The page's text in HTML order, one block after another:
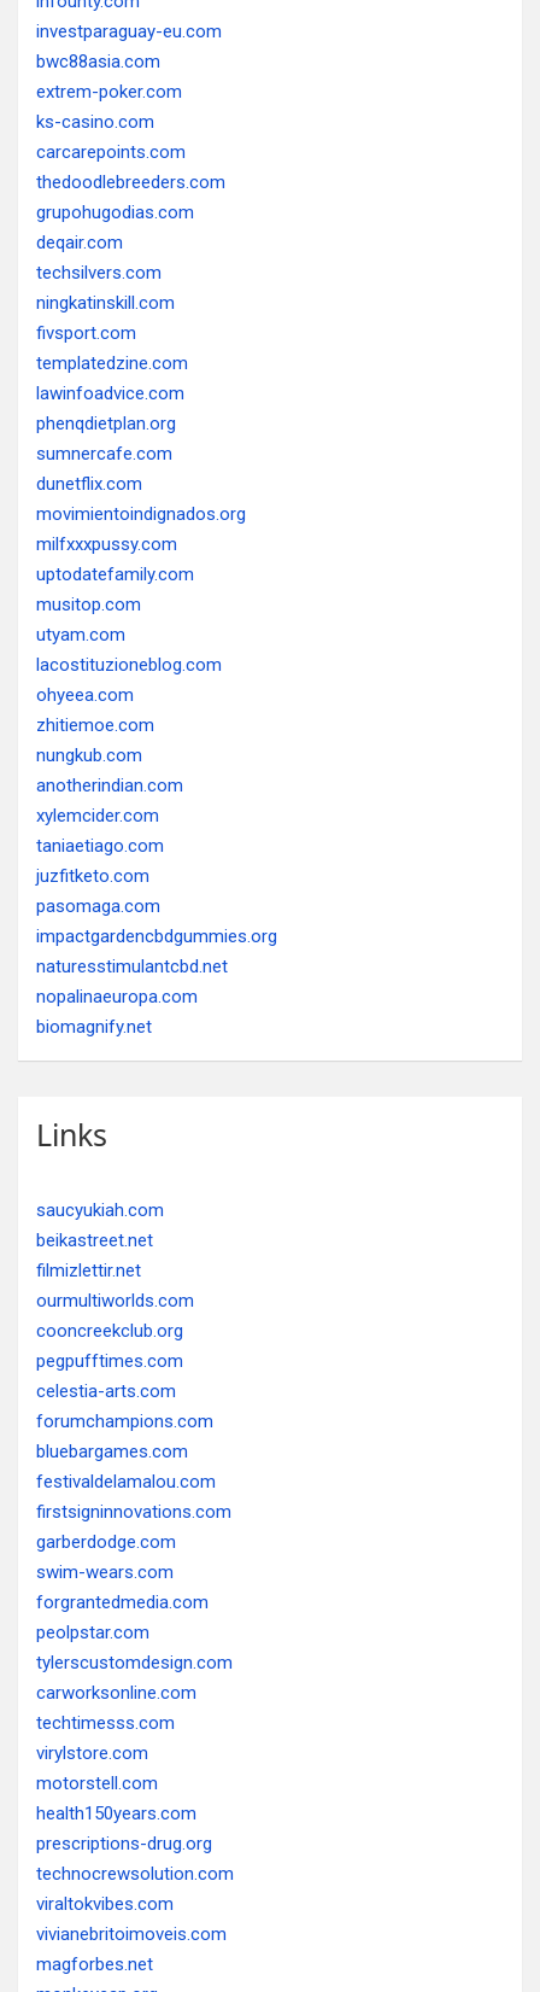
investparaguay-eu.com
bwc88asia.com
extrem-poker.com
ks-casino.com
carcarepoints.com
thedoodlebreeders.com
grupohugodias.com
deqair.com
techsilvers.com
ningkatinskill.com
fivsport.com
templatedzine.com
lawinfoadvice.com
phenqdietplan.org
sumnercafe.com
dunetflix.com
movimientoindignados.org
milfxxxpussy.com
uptodatefamily.com
musitop.com
utyam.com
lacostituzioneblog.com
ohyeea.com
zhitiemoe.com
nungkub.com
anotherindian.com
xylemcider.com
taniaetiago.com
juzfitketo.com
pasomaga.com
impactgardencbdgummies.org
naturesstimulantcbd.net
nopalinaeuropa.com
biomagnify.net
Links
saucyukiah.com
beikastreet.net
filmizlettir.net
ourmultiworlds.com
cooncreekclub.org
pegpufftimes.com
celestia-arts.com
forumchampions.com
bluebargames.com
festivaldelamalou.com
firstsigninnovations.com
garberdodge.com
swim-wears.com
forgrantedmedia.com
peolpstar.com
tylerscustomdesign.com
carworksonline.com
techtimesss.com
virylstore.com
motorstell.com
health150years.com
prescriptions-drug.org
technocrewsolution.com
viraltokvibes.com
vivianebritoimoveis.com
magforbes.net